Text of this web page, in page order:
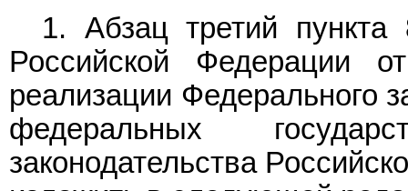
1. Абзац третий пункта
Российской
реализации Федерального
федеральных
законодательства